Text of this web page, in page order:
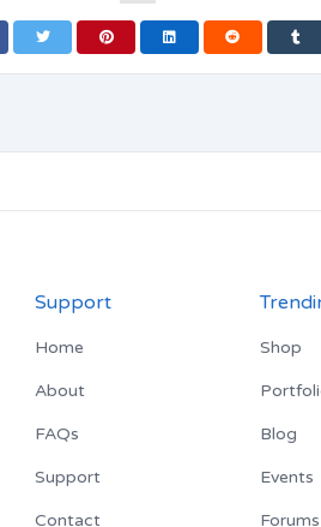
Support
Home
About
FAQs
Support
Contact
Shop
Blog
Events
Forums